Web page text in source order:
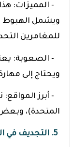
- المميزات:
ويشمل الهبوط
للمغامرين
- الصعوبة:
ويحتاج إلى
- أبرز
المتحدة)، وبعض